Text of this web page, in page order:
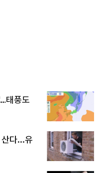
태풍도
다...유